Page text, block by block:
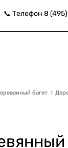
📞 Телефон8
багет